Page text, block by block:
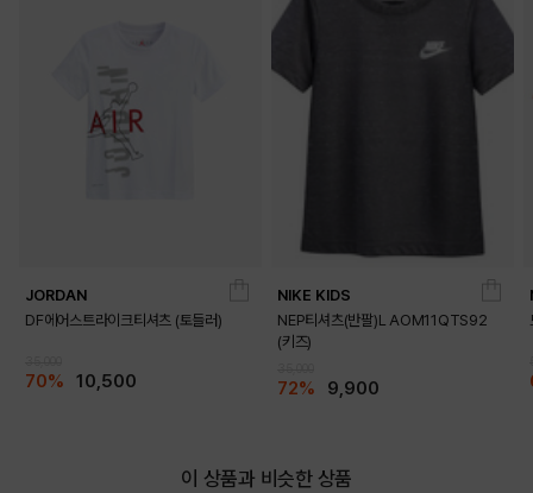
JORDAN
DF에어스트라이크티셔츠 (토들러)
70% 10,500
NIKE KIDS
NEP티셔츠(반팔)L AOM11QTS92
(키즈)
72% 9,900
이 상품과 비슷한 상품